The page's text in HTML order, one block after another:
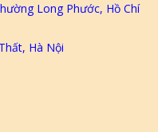
Long Phước, Hồ Chí
Hà Nội